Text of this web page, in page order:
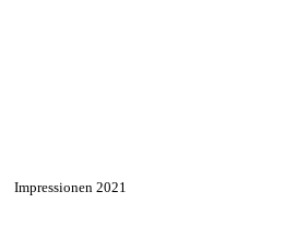
Impressionen 2021